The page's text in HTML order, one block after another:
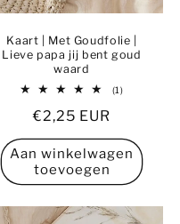
Kaart | Met Goudfolie |
Lieve papa jij bent goud
waard
(1)1
Normale
prijs
€2,25 EUR
Aan winkelwagen
toevoegen